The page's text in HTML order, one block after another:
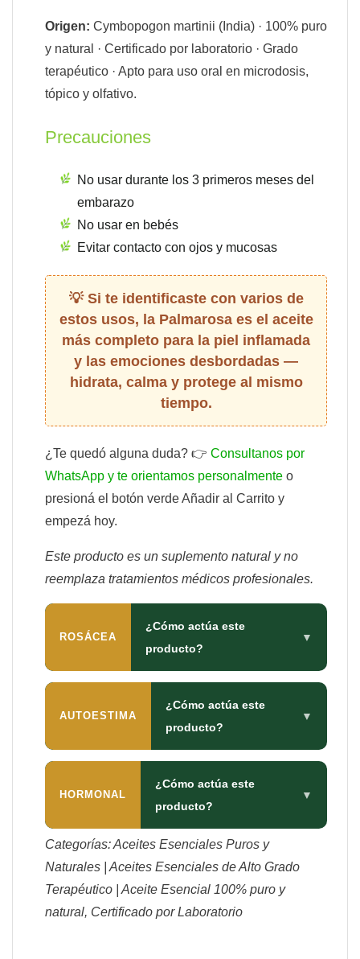
Origen: Cymbopogon martinii (India) · 100% puro
y natural · Certificado por laboratorio · Grado
terapéutico · Apto para uso oral en microdosis,
tópico y olfativo.
Precauciones
No usar durante los 3 primeros meses del
embarazo
No usar en bebés
Evitar contacto con ojos y mucosas
Si te identificaste con varios de
estos usos, la Palmarosa es el aceite
más completo para la piel inflamada
y las emociones desbordadas —
hidrata, calma y protege al mismo
tiempo.
¿Te quedó alguna duda? 👉 Consultanos por
WhatsApp y te orientamos personalmente o
presioná el botón verde Añadir al Carrito y
empezá hoy.
Este producto es un suplemento natural y no
reemplaza tratamientos médicos profesionales.
ROSÁCEA
¿Cómo actúa este
producto?
▼
AUTOESTIMA
¿Cómo actúa este
producto?
▼
HORMONAL
¿Cómo actúa este
producto?
▼
Categorías: Aceites Esenciales Puros y
Naturales | Aceites Esenciales de Alto Grado
Terapéutico | Aceite Esencial 100% puro y
natural, Certificado por Laboratorio